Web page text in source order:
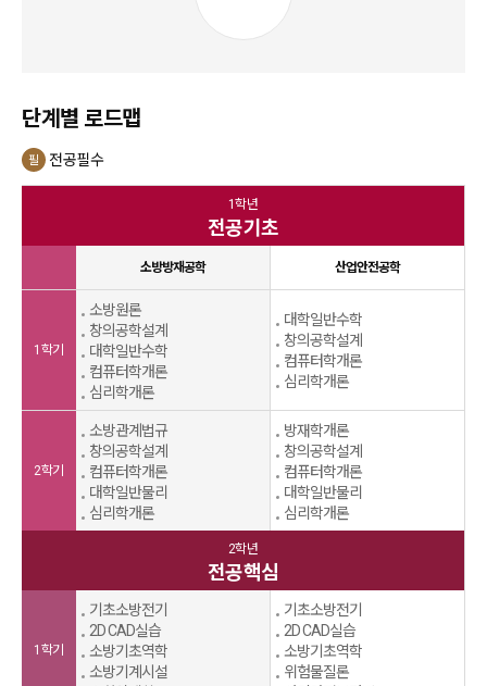
단계별 로드맵
필 전공필수
1학년
전공기초
소방방재공학 산업안전공학
1학기
소방원론
창의공학설계
대학일반수학
컴퓨터학개론
심리학개론
대학일반수학
창의공학설계
컴퓨터학개론
심리학개론
2학기
소방관계법규
창의공학설계
컴퓨터학개론
대학일반물리
심리학개론
방재학개론
창의공학설계
컴퓨터학개론
대학일반물리
심리학개론
2학년
전공핵심
1학기
기초소방전기
2D CAD실습
소방기초역학
소방기계시설
기초소방전기
2D CAD실습
소방기초역학
위험물질론